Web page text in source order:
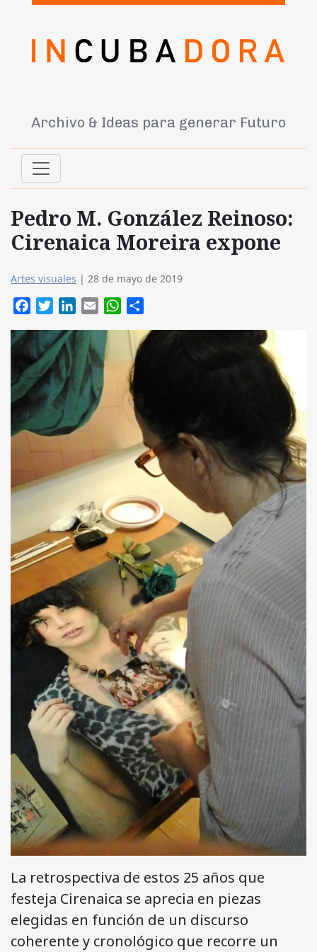
Archivo & Ideas para generar Futuro
Pedro M. González Reinoso:
Cirenaica Moreira expone
Artes visuales | 28 de mayo de 2019
FacebookTwitterLinkedIn
Email WhatsApp
La retrospectiva de estos 25 años que
festeja Cirenaica se aprecia en piezas
elegidas en función de un discurso
coherente y cronológico que recorre un